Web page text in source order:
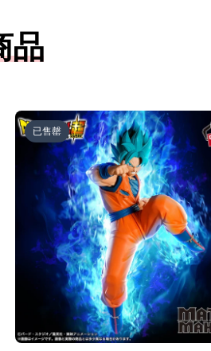
品
ラック-超サイヤ人ロゼ-（VS孫
ドラゴンボール超 MATCH
已售罄